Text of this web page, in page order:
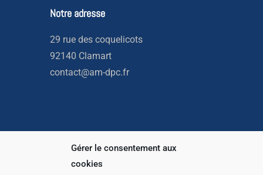
Gérer le consentement aux
cookies
Notre adresse
29 rue des coquelicots
92140 Clamart
contact@am-dpc.fr